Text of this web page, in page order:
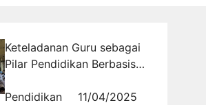
Keteladanan Guru sebagai
Pilar Pendidikan Berbasis
Pendidikan
11/04/2025